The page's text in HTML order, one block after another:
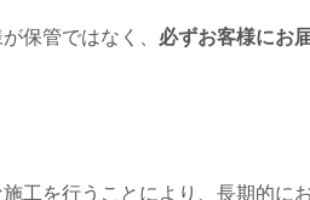
保管ではなく、 必ずお客様にお
施工を行うことにより、長期的